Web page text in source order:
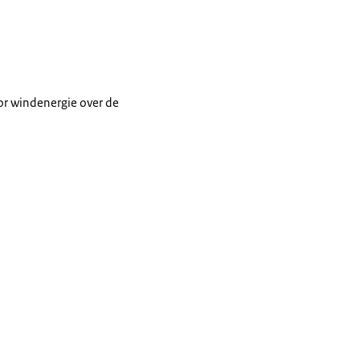
windenergie over de